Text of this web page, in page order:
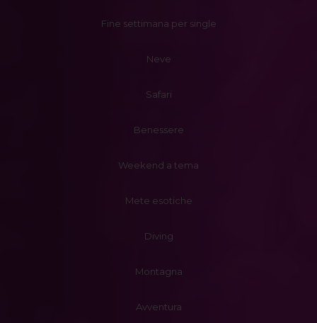
Fine settimana per single
Neve
Safari
Benessere
Weekend a tema
Mete esotiche
Diving
Montagna
Avventura